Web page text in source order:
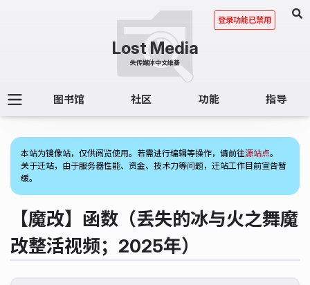
图书馆 社区 功能 指导
登录功能已禁用
本站为镜像站，仅供阅览使用。若需进行编辑等操作，请前往源站点。
关于迁站，由于服务器性能、资金、技术力等问题，迁站工作目前宣告暂
缓。
【魔改】函数（丢失的冰与火之舞魔
改整活视频；2025年）